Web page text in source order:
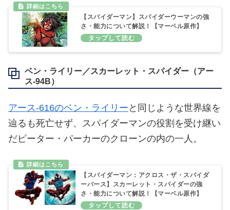
【スパイダーマン】スパイダーウーマンの強
さ・能力について解説！【マーベル原作】
ベン・ライリー／スカーレット・スパイダー（アー
ス‐94B）
アース‐616のベン・ライリー と同じような世界線を
辿るも死亡せず、スパイダーマンの役割を受け継い
だピーター・パーカーのクローンの内の一人。
【スパイダーマン：アクロス・ザ・スパイダ
ーバース】スカーレット・スパイダーの強
さ・能力について解説！【マーベル原作】